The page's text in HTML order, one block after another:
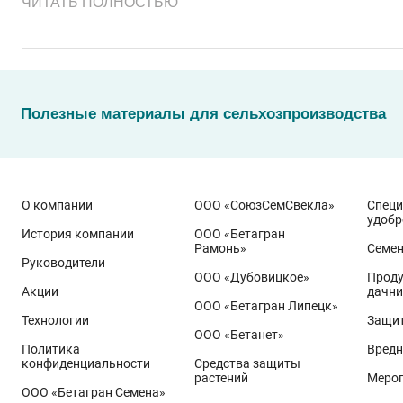
Эти результаты особенно показательны для условий
грамотном управлении технологией:
относится к новому поколению сортов
Ей принадлежит рекорд
122,6 ц/га, полученный в
Государственный реестр селекционных достижений
Полезные материалы для сельхозпроизводства
О компании
История компании
Руководители
Акции
Технологии
Политика
конфиденциальности
ООО «Бетагран Семена»
ООО «СоюзСемСвекла»
ООО «Бетагран
Рамонь»
ООО «Дубовицкое»
ООО «Бетагран Липецк»
ООО «Бетанет»
Средства защиты
растений